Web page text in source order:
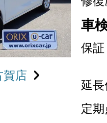
賀店
車
保証
延
定